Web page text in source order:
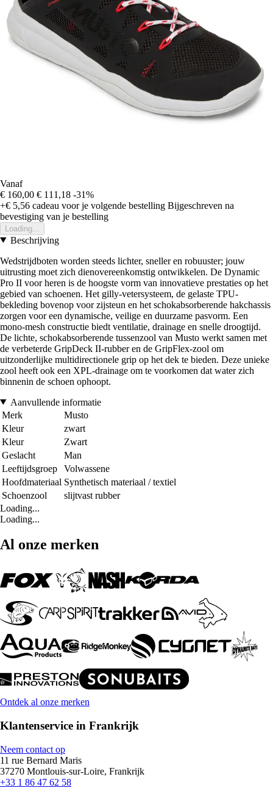
Vanaf
€ 160,00 € 111,18 -31%
+€ 5,56 cadeau voor je volgende bestelling Bijgeschreven na
bevestiging van je bestelling
Loading...
Beschrijving
Wedstrijdboten worden steeds lichter, sneller en robuuster; jouw
uitrusting moet zich dienovereenkomstig ontwikkelen. De Dynamic
Pro II voor heren is de hoogste vorm van innovatieve prestaties op het
gebied van schoenen. Het gilly-vetersysteem, de gelaste TPU-
bekleding bovenop voor zijsteun en het schokabsorberende hakchassis
zorgen voor een dynamische, veilige en duurzame pasvorm. Een
mono-mesh constructie biedt ventilatie, drainage en snelle droogtijd.
De lichte, schokabsorberende tussenzool van Musto werkt samen met
de verbeterde GripDeck II-rubber en de GripFlex-zool om
uitzonderlijke multidirectionele grip op het dek te bieden. Deze unieke
zool heeft ook een XPL-drainage om te voorkomen dat water zich
binnenin de schoen ophoopt.
Aanvullende informatie
Merk
Musto
Kleur
zwart
Kleur
Zwart
Geslacht
Man
Leeftijdsgroep
Volwassene
Hoofdmateriaal Synthetisch materiaal / textiel
Schoenzool
slijtvast rubber
Loading...
Loading...
Al onze merken
Ontdek al onze merken
Klantenservice in Frankrijk
Neem contact op
11 rue Bernard Maris
37270 Montlouis-sur-Loire, Frankrijk
+33 1 86 47 62 58